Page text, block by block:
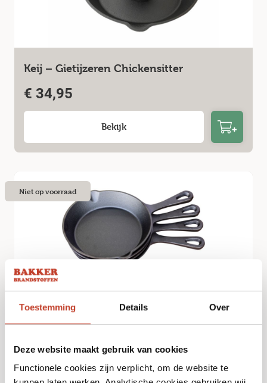
Toestemming Details Over
Deze website maakt gebruik van cookies
Functionele cookies zijn verplicht, om de website te
Keij – Gietijzeren Chickensitter
€ 34,95
Bekijk
Keij Kamado – skillets 16 cm – 4 stuks
Bekijk
Niet op voorraad